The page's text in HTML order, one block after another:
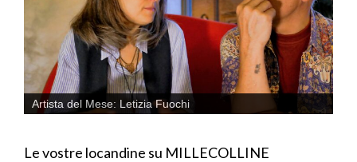
Artista del Mese: Letizia Fuochi
Le vostre locandine su MILLECOLLINE